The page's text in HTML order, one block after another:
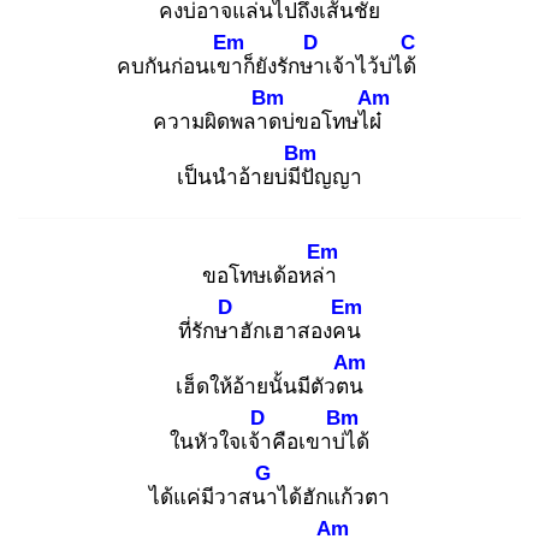
คงบ่อาจแล่นไปถึงเส้นชัย
คบกันก่อนเขา
Em
ก็ยังรักษา
D
เจ้าไว้บ่ได้
C
ความผิดพลาด
Bm
บ่ขอโทษไผ๋
Am
เป็นนําอ้ายบ่มีปั
Bm
ญญา
ขอโทษเด้อหล่า
Em
ที่รักษา
D
ฮักเฮาสองคน
Em
เฮ็ดให้อ้ายนั้นมีตัวตน
Am
ในหัวใจเจ้า
D
คือเขาบ่ไ
Bm
ด้
ได้แค่มีวาสนา
G
ได้ฮักแก้วตา
Am